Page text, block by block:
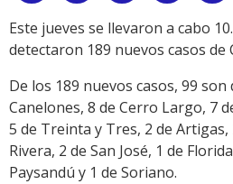
Este jueves se llevaron a cabo
detectaron 189 nuevos casos de
De los 189 nuevos casos, 99
Canelones, 8 de Cerro Largo, 7
5 de Treinta y Tres, 2 de Artigas,
Rivera, 2 de San José, 1 de
Paysandú y 1 de Soriano.